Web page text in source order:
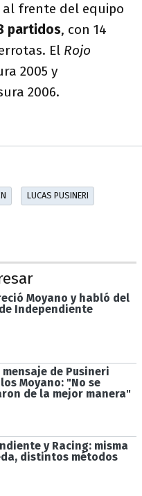
al frente del equipo
partidos, con 14
El Rojo
2005 y
2006.
LUCAS PUSINERI
Moyano y habló del
Independiente
mensaje de Pusineri
Moyano: "No se
de la mejor manera"
y Racing: misma
distintos métodos